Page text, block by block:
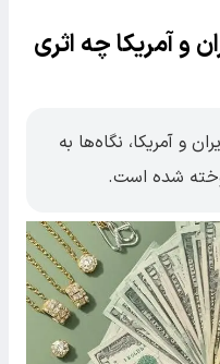
و آمریکا چه اثری
و آمریکا، نگاه‌ها به
شده است.